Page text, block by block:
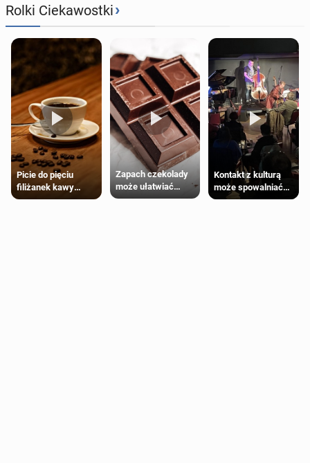
Rolki Ciekawostki›
Picie do pięciu
filiżanek kawy
dziennie jest
Zapach czekolady
może ułatwiać
trening siłowy
Kontakt z kulturą
może spowalniać
starzenie